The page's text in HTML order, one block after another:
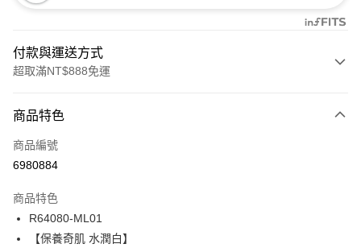
付款與運送方式
超取滿NT$888免運
信用卡一次付款
信用卡分期付款
合作金庫商業銀行
華南商業銀行
上海商業儲蓄銀行
LINE Pay
商品特色
商品編號
6980884
商品特色
R64080-ML01
【保養奇肌 水潤白】